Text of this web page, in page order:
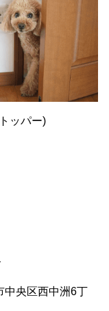
ッパー)
央区西中洲6丁